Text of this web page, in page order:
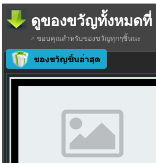
ดูของขวัญทั้งหมดที่
> ขอบคุณสำหรับของขวัญทุกๆชิ้นนะ